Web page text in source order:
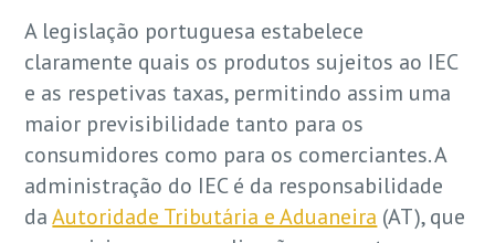
A legislação portuguesa estabelece
claramente quais os produtos sujeitos ao IEC
e as respetivas taxas, permitindo assim uma
maior previsibilidade tanto para os
consumidores como para os comerciantes. A
administração do IEC é da responsabilidade
daAutoridade Tributária e Aduaneira (AT), que